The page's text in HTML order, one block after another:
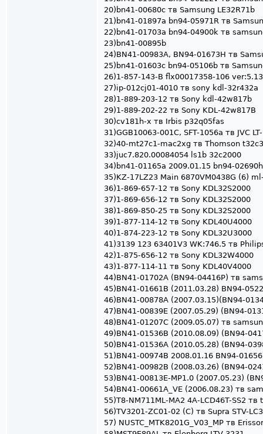
20)bn41-00680c тв Samsung LE32R71b
21)bn41-01897a bn94-05971R тв
22)bn41-01703a bn94-04900k тв
23)bn41-00895b
24)BN41-00983A, BN94-01673H тв
25)bn41-01603c bn94-05106b тв
26)1-857-143-B flx00017358-106
27)ip-012cj01-4010 тв sony kdl-32r432a
28)1-889-203-12 тв Sony kdl-42w817b
29)1-889-202-22 тв Sony KDL-42w817B
30)cv181h-x тв Irbis p32q05fas
31)GGB10063-001C, SFT-1056a тв JVC
32)40-mt27c1-mac2xg тв Thomson
33)juc7.820.00084054 ls1b 32c2000
34)bn41-01165a 2009.01.15 bn94-
35)KZ-17LZ23 Main 6870VM0438G (6)
36)1-869-657-12 тв Sony KDL32S2000
37)1-869-656-12 тв Sony KDL32S2000
38)1-869-850-25 тв Sony KDL32S2000
39)1-877-114-12 тв Sony KDL40U4000
40)1-874-223-12 тв Sony KDL32U3000
41)3139 123 63401V3 WK:746.5 тв
42)1-875-656-12 тв Sony KDL32W4000
43)1-877-114-11 тв Sony KDL40V4000
44)BN41-01702A (BN94-04416P) тв
45)BN41-01661B (2011.03.28) BN94-
46)BN41-00878A (2007.03.15)(BN94-
47)BN41-00839E (2007.05.29) (BN94-
48)BN41-01207C (2009.05.07) тв
49)BN41-01536B (2010.08.09) (BN94-
50)BN41-01536A (2010.05.28) (BN94-
51)BN41-00974B 2008.01.16 BN94-
52)BN41-00982B (2008.03.26) (BN94-
53)BN41-00813E-MP1.0 (2007.05.23)
54)BN41-00661A_VE (2006.08.23) тв
55)T8-NM711ML-MA2 4A-LCD46T-SS2
56)TV3201-ZC01-02 (C) тв Supra STV-
57) NUSTC_MTK8201G_V03_MP тв